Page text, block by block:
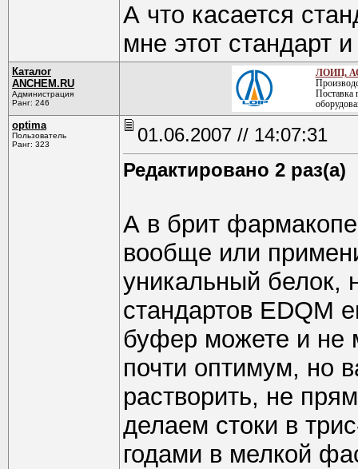
А что касается
мне этот стандарт
Каталог
ANCHEM.RU
Администрация
Ранг: 246
ЛОИП,
Поставка
optima
Пользователь
Ранг: 323
01.06.2007 // 14:07:31
Редактировано 2 раз(а)
А в брит
вообще или
уникальный белок,
стандартов EDQM
буфер можете и не
почти оптимум, но
растворить, не
делаем стоки в
годами в мелкой